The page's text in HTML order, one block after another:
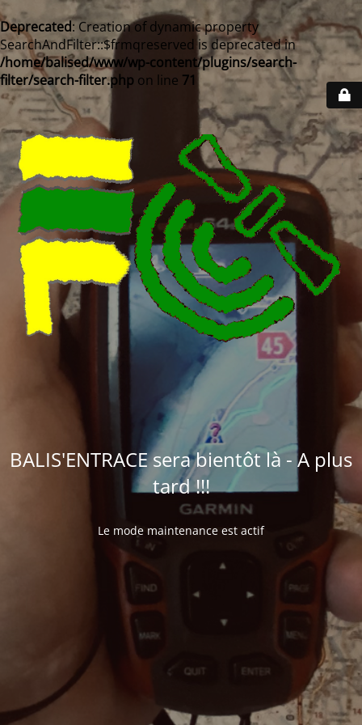
Deprecated: Creation of dynamic property
SearchAndFilter::$frmqreserved is deprecated in
/home/balised/www/wp-content/plugins/search-
filter/search-filter.php on line 71
BALIS'ENTRACE sera bientôt là - A plus
tard !!!
Le mode maintenance est actif